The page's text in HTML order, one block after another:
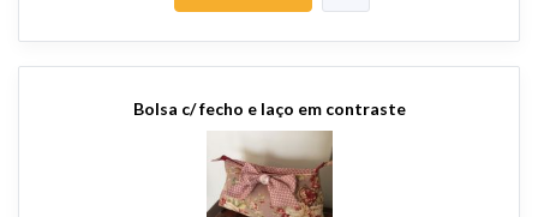
Bolsa c/ fecho e laço em contraste